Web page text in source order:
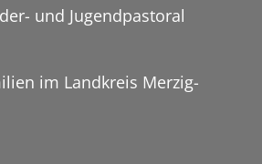
und Jugendpastoral
im Landkreis Merzig-